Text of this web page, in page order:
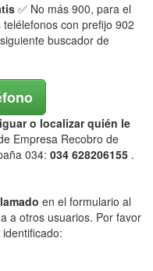
✅ No más 900, para el
con prefijo 902
buscador de
o localizar quién le
Empresa Recobro de
034: 034 628206155 .
en el formulario al
a otros usuarios. Por favor